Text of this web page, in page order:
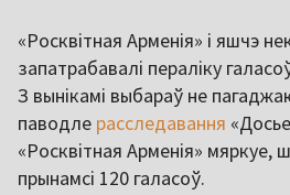
«Росквітная Арменія» і яшчэ
запатрабавалі пераліку
З вынікамі выбараў не
паводле расследавання
«Росквітная Арменія» мяркуе,
прынамсі 120 галасоў.